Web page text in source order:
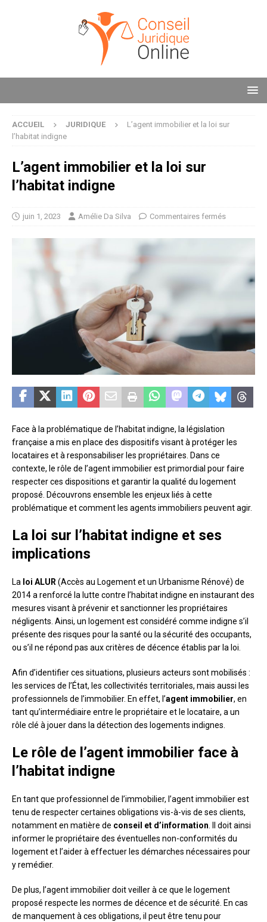
ACCUEIL JURIDIQUE
L’agent immobilier et la loi sur
l’habitat indigne
L’agent immobilier et la loi sur
l’habitat indigne
juin 1, 2023 Amélie Da Silva Commentaires fermés
Face à la problématique de l’habitat indigne, la législation
française a mis en place des dispositifs visant à protéger les
locataires et à responsabiliser les propriétaires. Dans ce
contexte, le rôle de l’agent immobilier est primordial pour faire
respecter ces dispositions et garantir la qualité du logement
proposé. Découvrons ensemble les enjeux liés à cette
problématique et comment les agents immobiliers peuvent agir.
La loi sur l’habitat indigne et ses
implications
La loi ALUR(Accès au Logement et un Urbanisme Rénové) de
2014 a renforcé la lutte contre l’habitat indigne en instaurant des
mesures visant à prévenir et sanctionner les propriétaires
négligents. Ainsi, un logement est considéré comme indigne s’il
présente des risques pour la santé ou la sécurité des occupants,
ou s’il ne répond pas aux critères de décence établis par la loi.
Afin d’identifier ces situations, plusieurs acteurs sont mobilisés :
les services de l’État, les collectivités territoriales, mais aussi les
professionnels de l’immobilier. En effet, l’agent immobilier, en
tant qu’intermédiaire entre le propriétaire et le locataire, a un
rôle clé à jouer dans la détection des logements indignes.
Le rôle de l’agent immobilier face à
l’habitat indigne
En tant que professionnel de l’immobilier, l’agent immobilier est
tenu de respecter certaines obligations vis-à-vis de ses clients,
notamment en matière de conseil et d’information. Il doit ainsi
informer le propriétaire des éventuelles non-conformités du
logement et l’aider à effectuer les démarches nécessaires pour
y remédier.
De plus, l’agent immobilier doit veiller à ce que le logement
proposé respecte les normes de décence et de sécurité. En cas
de manquement à ces obligations, il peut être tenu pour